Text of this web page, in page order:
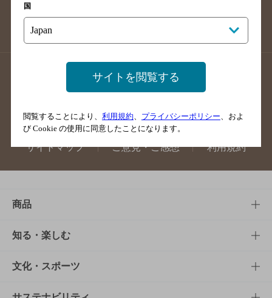
店舗登録方法のご案内
店舗情報更新方法のご案内
掲載店舗様ログイン
サイトマップ ご意見・ご感想 利用規約
商品
商品TOP
商品一覧
商品発売情報
知る・楽しむ
知る・楽しむTOP
キャンペーン
文化・スポーツ
国
サイトを閲覧する
閲覧することにより、 利用規約 プライバシーポリシー 、およ
び Cookie の使用に同意したことになります。